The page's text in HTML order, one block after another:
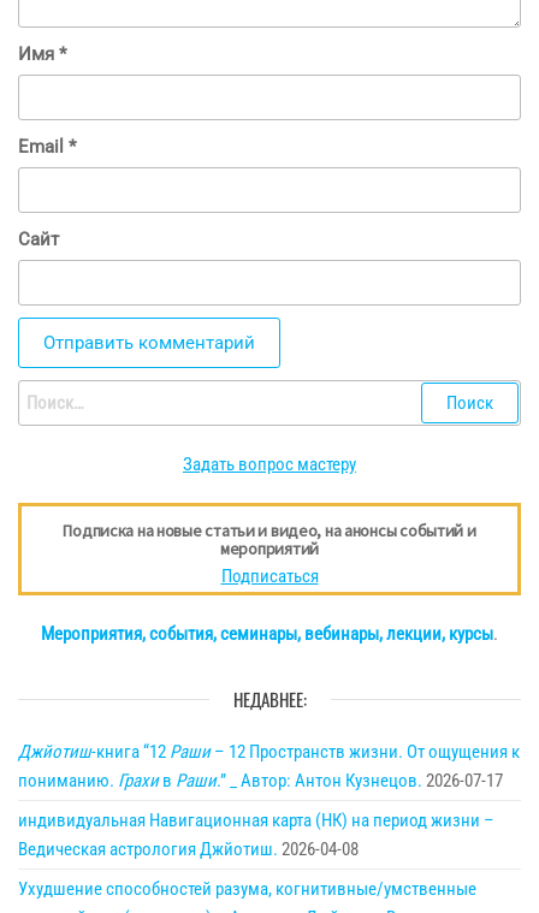
Имя *
Email *
Сайт
Найти:
Задать вопрос мастеру
Подписка на новые статьи и видео, на анонсы событий и
мероприятий
Подписаться
Мероприятия, события, семинары, вебинары, лекции, курсы.
НЕДАВНЕЕ:
Джйотиш-книга “12 Раши– 12 Пространств жизни. От ощущения к
пониманию. Грахив Раши.” _ Автор: Антон Кузнецов. 2026-07-17
индивидуальная Навигационная карта (НК) на период жизни –
Ведическая астрология Джйотиш. 2026-04-08
Ухудшение способностей разума, когнитивные/умственные